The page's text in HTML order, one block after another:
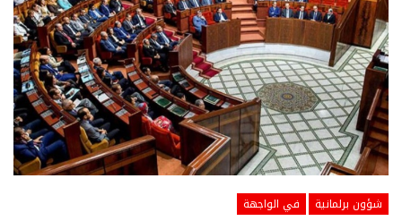
شؤون برلمانية
في الواجهة